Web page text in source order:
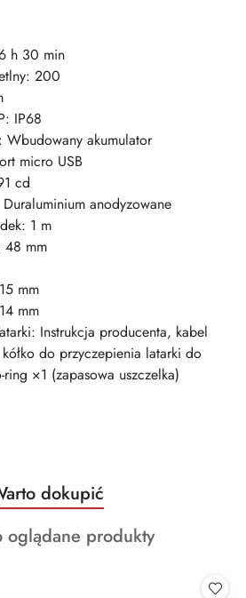
h 30 min
200
IP68
Wbudowany akumulator
micro USB
cd
anodyzowane
1 m
48 mm
mm
mm
Instrukcja producenta, kabel
do przyczepienia latarki do
×1 (zapasowa uszczelka)
dokupić
oglądane produkty